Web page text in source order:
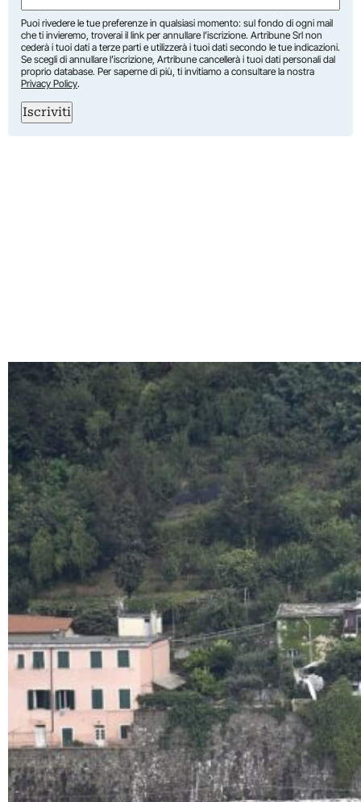
Puoi rivedere le tue preferenze in qualsiasi momento: sul fondo di ogni mail
che ti invieremo, troverai il link per annullare l’iscrizione. Artribune Srl non
cederà i tuoi dati a terze parti e utilizzerà i tuoi dati secondo le tue indicazioni.
Se scegli di annullare l’iscrizione, Artribune cancellerà i tuoi dati personali dal
proprio database. Per saperne di più, ti invitiamo a consultare la nostra
Privacy Policy.
Iscriviti